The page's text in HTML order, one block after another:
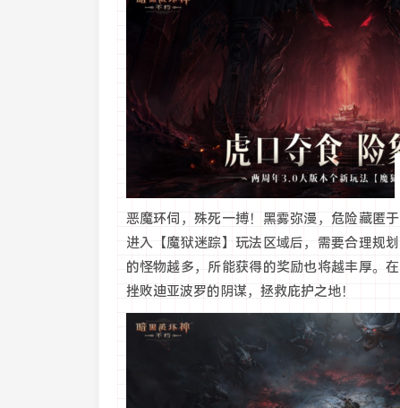
恶魔环伺，殊死一搏！黑雾弥漫，危险藏匿
进入【魔狱迷踪】玩法区域后，需要合理规
的怪物越多，所能获得的奖励也将越丰厚。
挫败迪亚波罗的阴谋，拯救庇护之地！